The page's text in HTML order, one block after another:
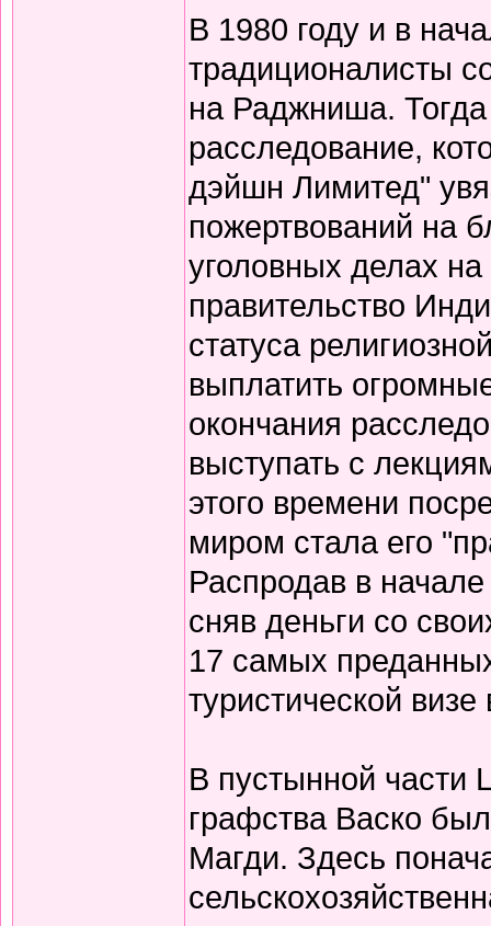
В 1980 году и в
традиционалисты
на Раджниша.
расследование,
дэйшн Лимитед"
пожертвований на
уголовных делах
правительство
статуса
выплатить
окончания
выступать с
этого времени
миром стала его
Распродав в
сняв деньги со
17 самых
туристической
В пустынной части
графства Васко
Магди. Здесь